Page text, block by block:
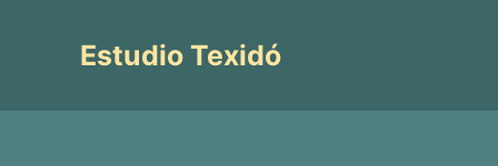
contenidoEstudio Texidó